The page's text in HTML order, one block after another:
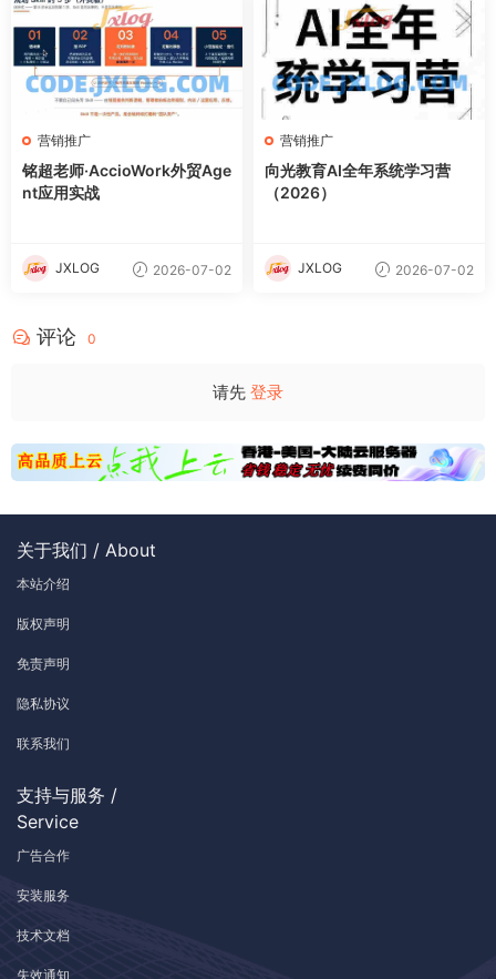
营销推广
铭超老师·AccioWork外贸Age
nt应用实战
JXLOG 2026-07-02
营销推广
向光教育AI全年系统学习营
（2026）
JXLOG 2026-07-02
评论 0
请先 登录
关于我们 / About
本站介绍
版权声明
免责声明
隐私协议
联系我们
支持与服务 /
Service
广告合作
安装服务
技术文档
失效通知